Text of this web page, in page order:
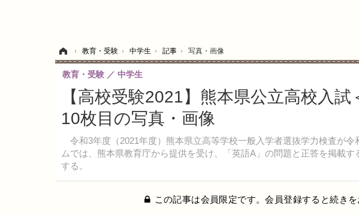
› 教育・受験 › 中学生 › 記事 › 写真・画像
【高校受験2021】熊本県公立高校入
10枚目の写真・画像
令和3年度（2021年度）熊本県立高等学校一般入学者選抜学力検査が令
ムでは、熊本県教育庁から提供を受け、「英語A」の問題と正答を掲載
する。
教育・受験 中学生
この記事は会員限定です。会員登録すると続きを